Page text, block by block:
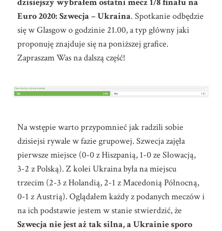
Euro 2020: Szwecja – Ukraina. Spotkanie odbędzie
się w Glasgow o godzinie 21.00, a typ główny jaki
proponuję znajduje się na poniższej grafice.
Zapraszam Was na dalszą część!
Na wstępie warto przypomnieć jak radzili sobie
dzisiejsi rywale w fazie grupowej. Szwecja zajęła
pierwsze miejsce (0-0 z Hiszpanią, 1-0 ze Słowacją,
3-2 z Polską). Z kolei Ukraina była na miejscu
trzecim (2-3 z Holandią, 2-1 z Macedonią Północną,
0-1 z Austrią). Oglądałem każdy z podanych meczów i
na ich podstawie jestem w stanie stwierdzić, że
Szwecja nie jest aż tak silna, a Ukrainie sporo